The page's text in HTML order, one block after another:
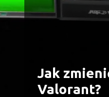
Jak
Valorant?